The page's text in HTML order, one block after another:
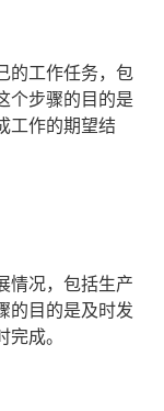
的工作任务，包
个步骤的目的是
工作的期望结
情况，包括生产
的目的是及时发
成。